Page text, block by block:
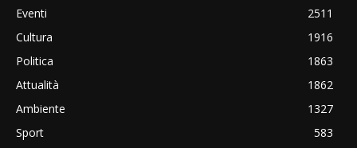
Eventi
2511
Cultura
1916
Politica
1863
Attualità
1862
Ambiente
1327
Sport
583